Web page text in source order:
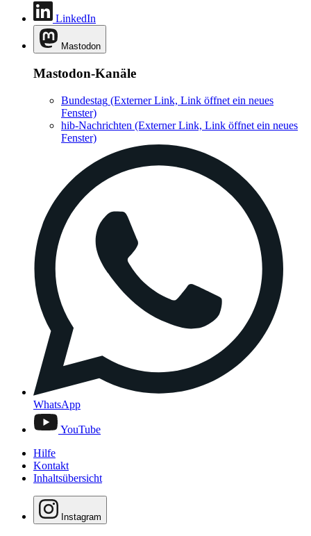
LinkedIn
Mastodon
Mastodon-Kanäle
Bundestag (Externer Link, Link öffnet ein neues
Fenster)
hib-Nachrichten (Externer Link, Link öffnet ein neues
Fenster)
WhatsApp
YouTube
Hilfe
Kontakt
Inhaltsübersicht
Instagram